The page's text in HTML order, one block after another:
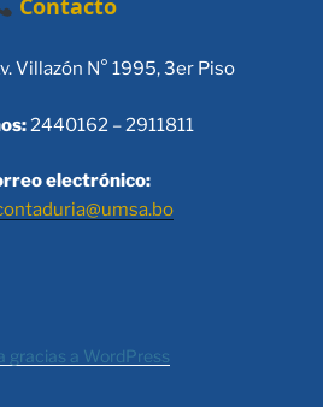
Contacto
Villazón N° 1995, 3er Piso
2440162 – 2911811
electrónico:
gracias a WordPress